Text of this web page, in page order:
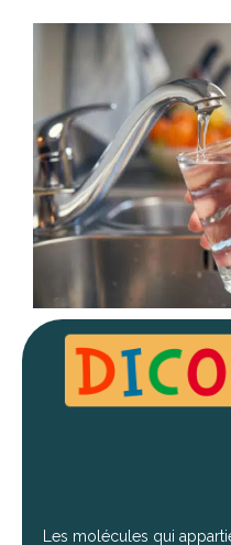
Les molécules qui